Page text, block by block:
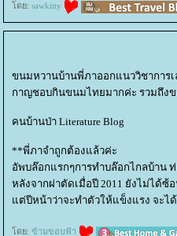
ดย: sawkitty
ขนมหวานบ้านพี่ภาออกแนววิชาการเ
กาญชอบกินขนมไทยมากค่ะ รวมถึ
คนบ้านป่า Literature Blog
**พี่ภาจำถูกต้องแล้วค่ะ
อัพบล๊อกแรกๆการทำบล๊อกไกลบ้าน
หลังจากผ่าตัดเมื่อปี 2011 ยังไม่ได้ซ้
ต่ปีหน้าว่าจะทำตัวให้แข็งแรง จะไ
ดย: ข้ามขอบฟ้า